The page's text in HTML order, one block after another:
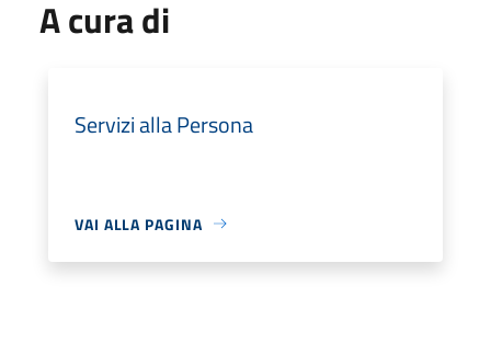
A cura di
Servizi alla Persona
VAI ALLA PAGINA